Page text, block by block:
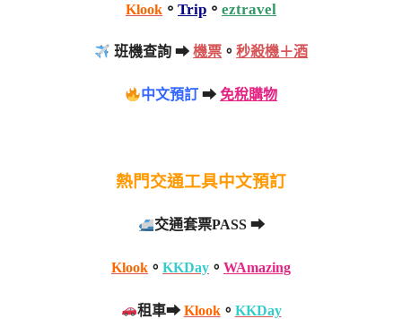
Klook 。 Trip 。 eztravel
班機查詢 ➡機票 。秒殺機＋酒
中文預訂 ➡免稅購物
熱門交通工具中文預訂
交通套票PASS ➡
Klook 。 KKDay 。 WAmazing
租車➡ Klook。 KKDay